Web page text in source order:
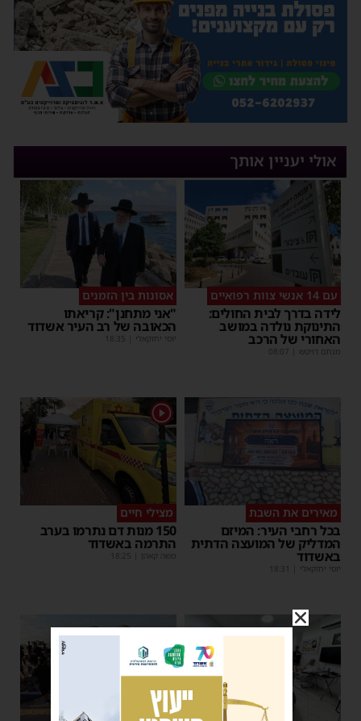
אולי יעניין אותך
לידה בדרך לבית החולים:
התינוקת נולדה במושב
האחורי של הרכב
מנחם דויטש |
08:07
אסונות בין הזמנים
"אני מתחנן": קריאתו
הכאובה של רב העיר אשדוד
יוסי יחזקאלי |
18:35
מאירים את השבת
בכל רחבי העיר: המיזם
המדליק של המועצה הדתית
באשדוד
יוסי יחזקאלי |
18:31
1
מצילי חיים
150 מנות דם נתרמו בערב
התרמה באשדוד
משה קאהן |
18:25